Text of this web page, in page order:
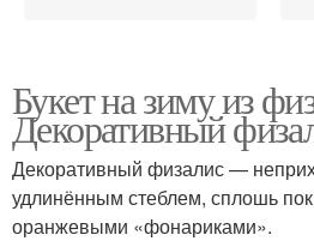
Физалис из конфет
Букет на зиму из
Декоративный
Декоративный физалис —
удлинённым стеблем, сплошь
оранжевыми «фонариками».